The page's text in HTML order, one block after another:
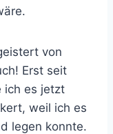
von
Erst seit
ich es jetzt
weil ich es
legen konnte.